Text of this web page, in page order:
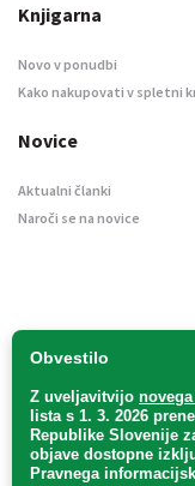
Obvestilo
Z uveljavitvijo
lista s 1. 3. 2026
Republike Slovenije
objave dostopne
Pravnega
Knjigarna
Novo v ponudbi
Kako nakupovati v spletni
Novice
Aktualni članki
Naroči se na novice